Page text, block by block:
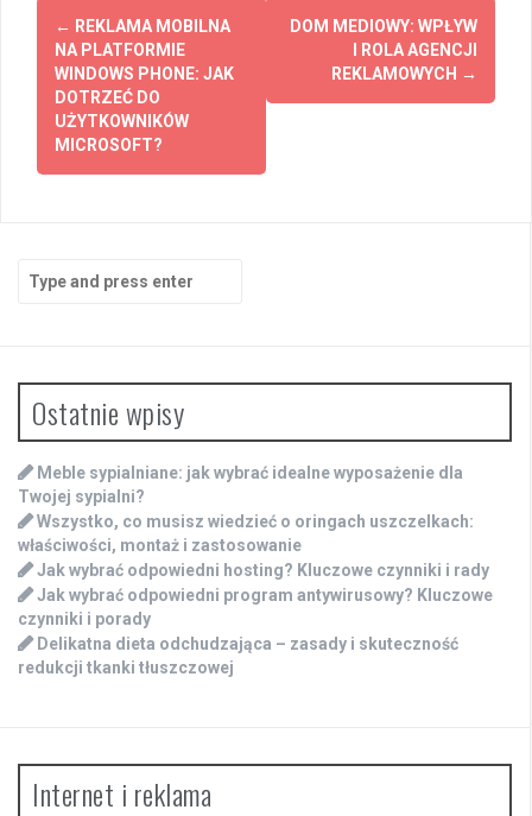
Post
navigation
← REKLAMA MOBILNA
NA PLATFORMIE
WINDOWS PHONE: JAK
DOTRZEĆ DO
UŻYTKOWNIKÓW
MICROSOFT?
DOM MEDIOWY: WPŁYW
I ROLA AGENCJI
REKLAMOWYCH →
for:
Ostatnie wpisy
Meble sypialniane: jak wybrać idealne wyposażenie dla
Twojej sypialni?
Wszystko, co musisz wiedzieć o oringach uszczelkach:
właściwości, montaż i zastosowanie
Jak wybrać odpowiedni hosting? Kluczowe czynniki i rady
Jak wybrać odpowiedni program antywirusowy? Kluczowe
czynniki i porady
Delikatna dieta odchudzająca – zasady i skuteczność
redukcji tkanki tłuszczowej
Internet i reklama